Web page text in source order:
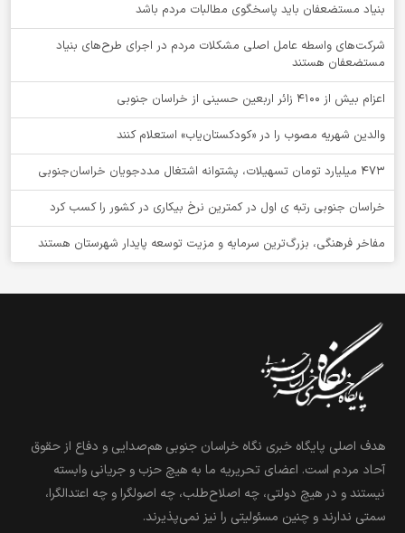
بنیاد مستضعفان باید پاسخگوی مطالبات مردم باشد
شرکت‌های واسطه عامل اصلی مشکلات مردم در اجرای طرح‌های بنیاد
مستضعفان هستند
اعزام بیش از 4100 زائر اربعین حسینی از خراسان جنوبی
والدین شهریه مصوب را در «کودکستان‌یاب» استعلام کنند
۴۷۳ میلیارد تومان تسهیلات، پشتوانه اشتغال مددجویان خراسان‌جنوبی
خراسان جنوبی رتبه ی اول در کمترین نرخ بیکاری در کشور را کسب کرد
مفاخر فرهنگی، بزرگ‌ترین سرمایه و مزیت توسعه پایدار شهرستان هستند
هدف اصلی پایگاه خبری نگاه خراسان جنوبی هم‌صدایی و دفاع از حقوق
آحاد مردم است. اعضای تحریریه ما به هیچ حزب و جریانی وابسته
نیستند و در هیچ دولتی، چه اصلاح‌طلب، چه اصولگرا و چه اعتدالگرا،
سمتی ندارند و چنین مسئولیتی را نیز نمی‌پذیرند.